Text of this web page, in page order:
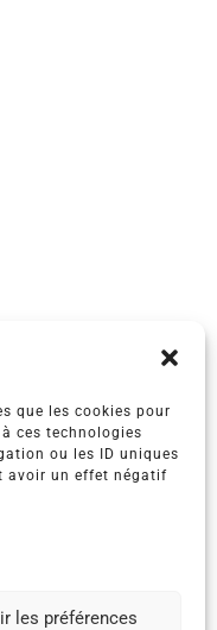
que les cookies pour
ces technologies
ou les ID uniques
avoir un effet négatif
les préférences